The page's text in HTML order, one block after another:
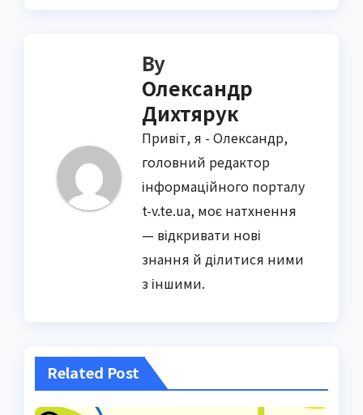
By
Олександр
Дихтярук
Привіт, я - Олександр,
головний редактор
інформаційного порталу
t-v.te.ua, моє натхнення
— відкривати нові
знання й ділитися ними
з іншими.
Related Post